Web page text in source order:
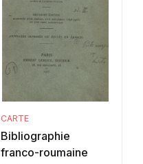
CARTE
Bibliographie
franco-roumaine